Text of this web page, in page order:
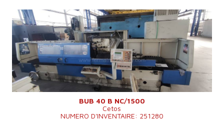
Année de production:
2004
Système de contrôle
OUI
Système de contrôle Siemens
Simatic OP17
Max. diamètre a meulager
400 mm
Longueur maxi de meulage
1500 mm
Poids maxi de la piece a usiner
500 kg
Equipement pour meulage intérieure OUI
Poids totale de la machine
9200 kg
Dimensions hors tout
6220x2760x1950 mm
BUB 40 B NC/1500
Cetos
NUMERO D'INVENTAIRE: 251280